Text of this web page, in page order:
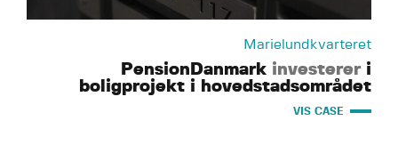
Marielundkvarteret
PensionDanmark investereri
boligprojekt i hovedstadsområdet
VIS CASE